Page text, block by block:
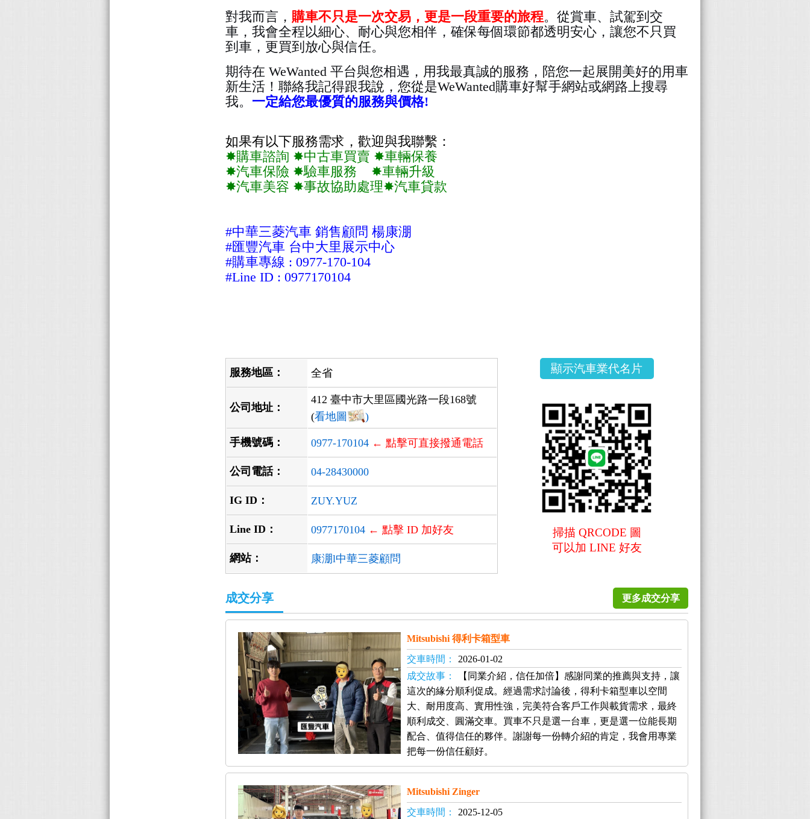
對我而言， 購車不只是一次交易，更是一段重要的旅程。從賞車、試駕到交
車，我會全程以細心、耐心與您相伴，確保每個環節都透明安心，讓您不只買
到車，更買到放心與信任。
期待在 WeWanted 平台與您相遇，用我最真誠的服務，陪您一起展開美好的用車
新生活！聯絡我記得跟我說，您從是WeWanted購車好幫手網站或網路上搜尋
我。 一定給您最優質的服務與價格!
如果有以下服務需求，歡迎與我聯繫：
✸購車諮詢 ✸中古車買賣 ✸車輛保養
✸汽車保險 ✸驗車服務 ✸車輛升級
✸汽車美容 ✸事故協助處理✸汽車貸款
#中華三菱汽車 銷售顧問 楊康淜
#匯豐汽車 台中大里展示中心
#購車專線 : 0977-170-104
#Line ID : 0977170104
服務地區： 全省
公司地址：
412 臺中市大里區國光路一段168號
(看地圖 )
手機號碼： 0977-170104 ← 點擊可直接撥通電話
公司電話： 04-28430000
IG ID： ZUY.YUZ
Line ID： 0977170104 ← 點擊 ID 加好友
網站： 康淜l中華三菱顧問
顯示汽車業代名片
掃描 QRCODE 圖
可以加 LINE 好友
成交分享 更多成交分享
Mitsubishi 得利卡箱型車
交車時間：
2026-01-02
成交故事：
【同業介紹，信任加倍】感謝同業的推薦與支持，讓
這次的緣分順利促成。經過需求討論後，得利卡箱型車以空間
大、耐用度高、實用性強，完美符合客戶工作與載貨需求，最終
順利成交、圓滿交車。買車不只是選一台車，更是選一位能長期
配合、值得信任的夥伴。謝謝每一份轉介紹的肯定，我會用專業
把每一份信任顧好。
Mitsubishi Zinger
交車時間：
2025-12-05